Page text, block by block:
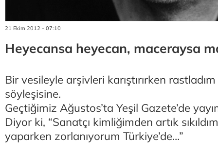
21 Ekim 2012 - 07:10
Heyecansa heyecan, maceraysa
Bir vesileyle arşivleri karıştırırken
söyleşisine.
Geçtiğimiz Ağustos’ta Yeşil Gazete’de
Diyor ki, “Sanatçı kimliğimden artık
yaparken zorlanıyorum Türkiye’de…”